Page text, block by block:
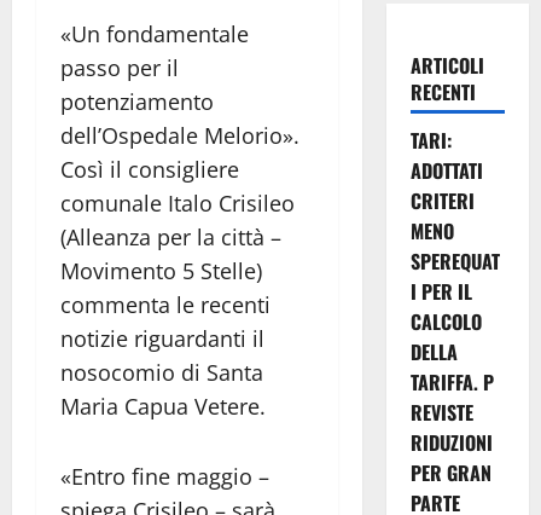
«Un fondamentale
passo per il
potenziamento
dell’Ospedale Melorio».
Così il consigliere
comunale Italo Crisileo
(Alleanza per la città –
Movimento 5 Stelle)
commenta le recenti
notizie riguardanti il
nosocomio di Santa
Maria Capua Vetere.
«Entro fine maggio –
ARTICOLI
RECENTI
TARI:
ADOTTATI
CRITERI
MENO
SPEREQUAT
I PER IL
CALCOLO
DELLA
TARIFFA. P
REVISTE
RIDUZIONI
PER GRAN
PARTE